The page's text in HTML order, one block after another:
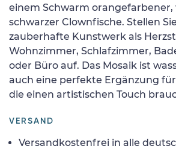
einem Schwarm orangefarbener,
schwarzer Clownfische. Stellen
zauberhafte Kunstwerk als
Wohnzimmer, Schlafzimmer,
oder Büro auf. Das Mosaik ist
auch eine perfekte Ergänzung
die einen artistischen Touch
VERSAND
Versandkostenfrei in alle